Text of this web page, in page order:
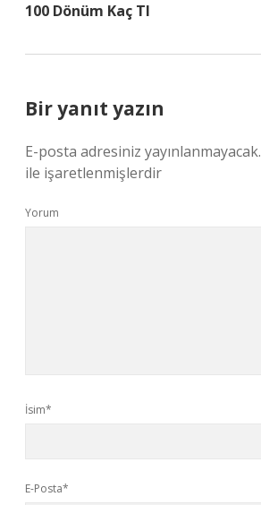
100 Dönüm Kaç Tl
Bir yanıt yazın
E-posta adresiniz yayınlanmayacak.
ile işaretlenmişlerdir
Yorum
İsim*
E-Posta*